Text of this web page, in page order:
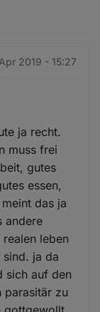
2019 - 15:27
ja recht.
muss frei
gutes
essen,
das ja
andere
leben
sind. ja da
sich auf den
parasitär zu